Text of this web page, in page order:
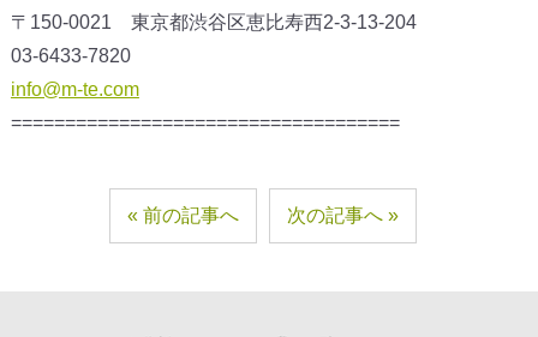
〒150-0021 東京都渋谷区恵比寿西2-3-13-204
03-6433-7820
info@m-te.com
====================================
前の記事へ 次の記事へ